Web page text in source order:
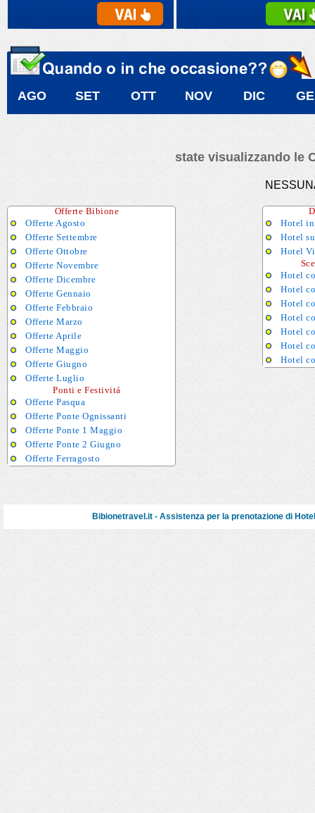
AGO SET OTT NOV DIC
state visualizzando le
Offerte Bibione
Offerte Agosto
Offerte Settembre
Offerte Ottobre
Offerte Novembre
Offerte Dicembre
Offerte Gennaio
Offerte Febbraio
Offerte Marzo
Offerte Aprile
Offerte Maggio
Offerte Giugno
Offerte Luglio
Ponti e Festivitá
Offerte Pasqua
Offerte Ponte Ognissanti
Offerte Ponte 1 Maggio
Offerte Ponte 2 Giugno
Offerte Ferragosto
Hotel
Hotel
Hotel
Hotel
Hotel
Hotel
Hotel
Hotel
Hotel
Hotel
Bibionetravel.it - Assistenza per la prenotazione di